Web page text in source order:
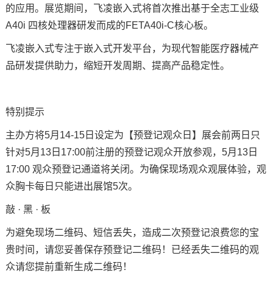
的应用。展览期间，飞凌嵌入式将首次推出基于全志工业级
A40i 四核处理器研发而成的FETA40i-C核心板。
飞凌嵌入式专注于嵌入式开发平台，为现代智能医疗器械产
品研发提供助力，缩短开发周期、提高产品稳定性。
特别提示
主办方将5月14-15日设定为【预登记观众日】展会前两日只
针对5月13日17:00前注册的预登记观众开放参观，5月13日
17:00 观众预登记通道将关闭。为确保现场观众观展体验，观
众胸卡每日只能进出展馆5次。
敲 · 黑 · 板
为避免现场二维码、短信丢失，造成二次预登记浪费您的宝
贵时间，请您妥善保存预登记二维码！已经丢失二维码的观
众请您提前重新生成二维码！